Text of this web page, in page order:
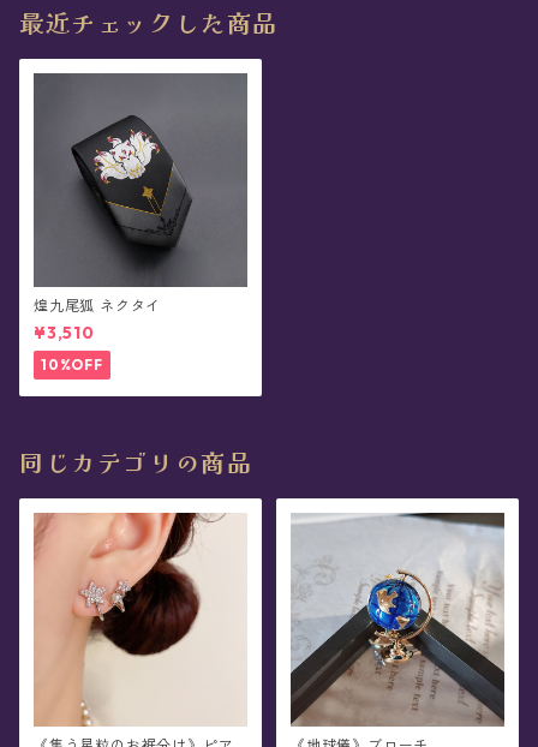
最近チェックした商品
煌九尾狐 ネクタイ
¥3,510
10%OFF
同じカテゴリの商品